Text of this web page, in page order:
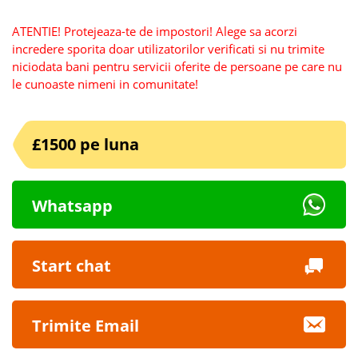
ATENTIE! Protejeaza-te de impostori! Alege sa acorzi
incredere sporita doar utilizatorilor verificati si nu trimite
niciodata bani pentru servicii oferite de persoane pe care nu
le cunoaste nimeni in comunitate!
£1500 pe luna
Whatsapp
Start chat
Trimite Email